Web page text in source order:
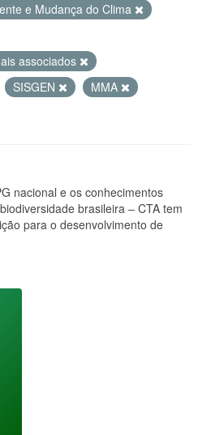
e Mudança do Clima
associados
SISGEN
MMA
nacional e os conhecimentos
brasileira – CTA tem
para o desenvolvimento de